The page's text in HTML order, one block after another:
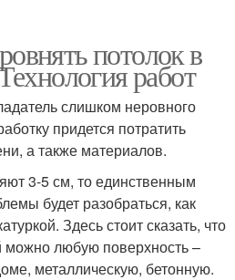
потолок в
работ
слишком неровного
придется потратить
а также материалов.
3-5 см, то единственным
будет разобраться, как
Здесь стоит сказать, что
можно любую поверхность –
металлическую, бетонную.